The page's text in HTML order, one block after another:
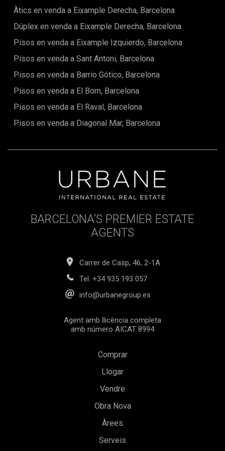
Àtics en venda a Eixample Derecha, Barcelona
Dúplex en venda a Eixample Derecha, Barcelona
Pisos en venda a Eixample Izquierdo, Barcelona
Pisos en venda a Sant Antoni, Barcelona
Pisos en venda a Barrio Gótico, Barcelona
Pisos en venda a El Born, Barcelona
Pisos en venda a El Raval, Barcelona
Pisos en venda a Diagonal Mar, Barcelona
BARCELONA’S PREMIER ESTATE
AGENTS
Carrer de Casp, 46, 2-1A
Tel. +34 935 193 057
info@urbanegroup.es
Agent amb llicència completa
amb número AICAT 8994
Comprar
Llogar
Vendre
Obra Nova
Àrees
Serveis